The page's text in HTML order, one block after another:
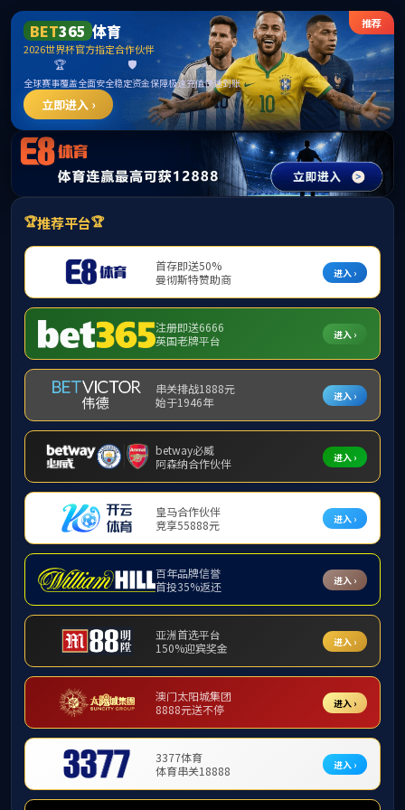
mk体育(mksport集团)股份公司-MK
SPORTS
请输入验证码下载附件